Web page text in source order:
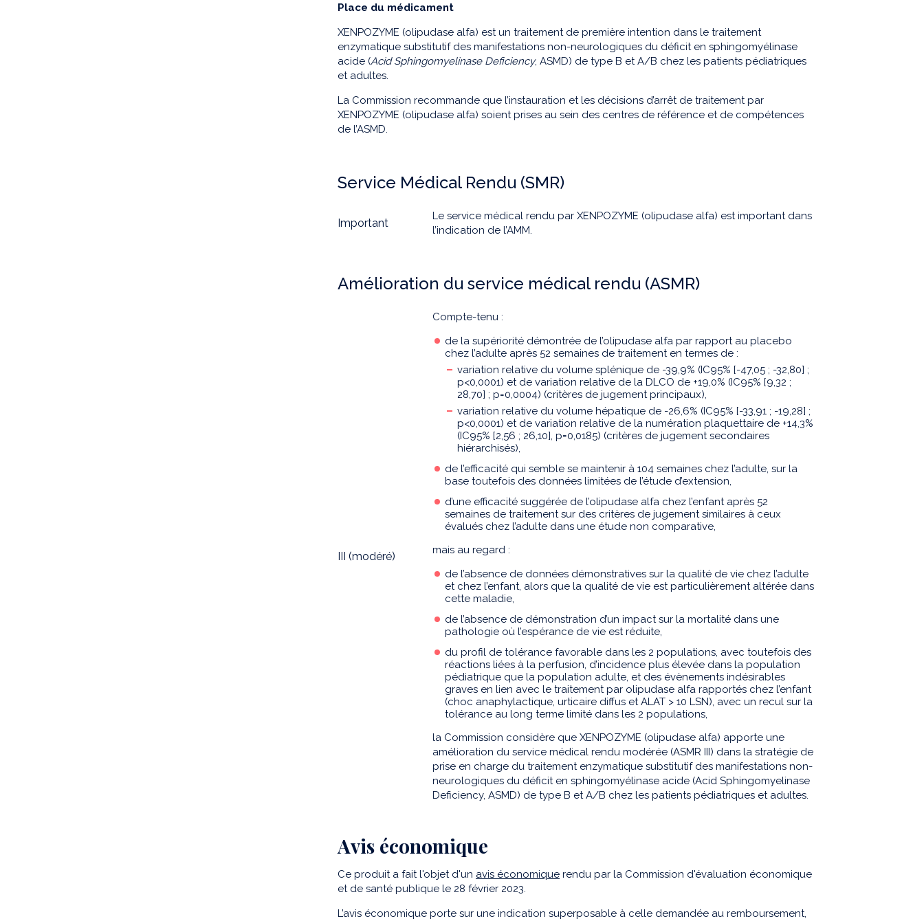
Place du médicament
XENPOZYME (olipudase alfa) est un traitement de première intention dans le traitement
enzymatique substitutif des manifestations non-neurologiques du déficit en sphingomyélinase
acide (Acid Sphingomyelinase Deficiency, ASMD) de type B et A/B chez les patients pédiatriques
et adultes.
La Commission recommande que l’instauration et les décisions d’arrêt de traitement par
XENPOZYME (olipudase alfa) soient prises au sein des centres de référence et de compétences
de l’ASMD.
Service Médical Rendu (SMR)
Important
Le service médical rendu par XENPOZYME (olipudase alfa) est important dans
l’indication de l’AMM.
Amélioration du service médical rendu (ASMR)
III (modéré)
Compte-tenu :
de la supériorité démontrée de l’olipudase alfa par rapport au placebo
chez l’adulte après 52 semaines de traitement en termes de :
variation relative du volume splénique de -39,9% (IC95% [-47,05 ; -32,80] ;
p<0,0001) et de variation relative de la DLCO de +19,0% (IC95% [9,32 ;
28,70] ; p=0,0004) (critères de jugement principaux),
variation relative du volume hépatique de -26,6% (IC95% [-33,91 ; -19,28] ;
p<0,0001) et de variation relative de la numération plaquettaire de +14,3%
(IC95% [2,56 ; 26,10], p=0,0185) (critères de jugement secondaires
hiérarchisés),
de l’efficacité qui semble se maintenir à 104 semaines chez l’adulte, sur la
base toutefois des données limitées de l’étude d’extension,
d’une efficacité suggérée de l’olipudase alfa chez l’enfant après 52
semaines de traitement sur des critères de jugement similaires à ceux
évalués chez l’adulte dans une étude non comparative,
mais au regard :
de l’absence de données démonstratives sur la qualité de vie chez l’adulte
et chez l’enfant, alors que la qualité de vie est particulièrement altérée dans
cette maladie,
de l’absence de démonstration d’un impact sur la mortalité dans une
pathologie où l’espérance de vie est réduite,
du profil de tolérance favorable dans les 2 populations, avec toutefois des
réactions liées à la perfusion, d’incidence plus élevée dans la population
pédiatrique que la population adulte, et des évènements indésirables
graves en lien avec le traitement par olipudase alfa rapportés chez l’enfant
(choc anaphylactique, urticaire diffus et ALAT > 10 LSN), avec un recul sur la
tolérance au long terme limité dans les 2 populations,
la Commission considère que XENPOZYME (olipudase alfa) apporte une
amélioration du service médical rendu modérée (ASMR III) dans la stratégie de
prise en charge du traitement enzymatique substitutif des manifestations non-
neurologiques du déficit en sphingomyélinase acide (Acid Sphingomyelinase
Deficiency, ASMD) de type B et A/B chez les patients pédiatriques et adultes.
Avis économique
Ce produit a fait l'objet d'un avis économique rendu par la Commission d'évaluation économique
et de santé publique le 28 février 2023.
L’avis économique porte sur une indication superposable à celle demandée au remboursement,